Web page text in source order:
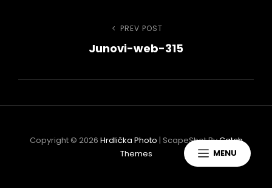
MENU
Navigace
Previous
Post
PREV POST
Junovi-web-315
Copyright © 2026 Hrdlička Photo | ScapeShot ByCatch
Themes